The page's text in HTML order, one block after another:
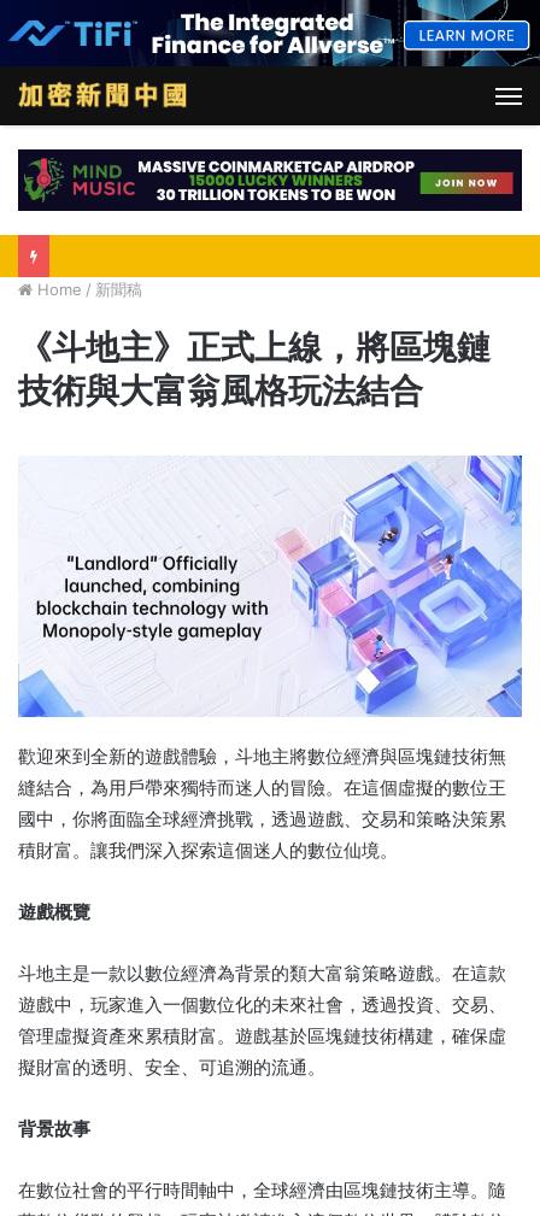
Home / 新聞稿
《斗地主》正式上線，將區塊鏈
技術與大富翁風格玩法結合
歡迎來到全新的遊戲體驗，斗地主將數位經濟與區塊鏈技術無
縫結合，為用戶帶來獨特而迷人的冒險。在這個虛擬的數位王
國中，你將面臨全球經濟挑戰，透過遊戲、交易和策略決策累
積財富。讓我們深入探索這個迷人的數位仙境。
遊戲概覽
斗地主是一款以數位經濟為背景的類大富翁策略遊戲。在這款
遊戲中，玩家進入一個數位化的未來社會，透過投資、交易、
管理虛擬資產來累積財富。遊戲基於區塊鏈技術構建，確保虛
擬財富的透明、安全、可追溯的流通。
背景故事
在數位社會的平行時間軸中，全球經濟由區塊鏈技術主導。隨